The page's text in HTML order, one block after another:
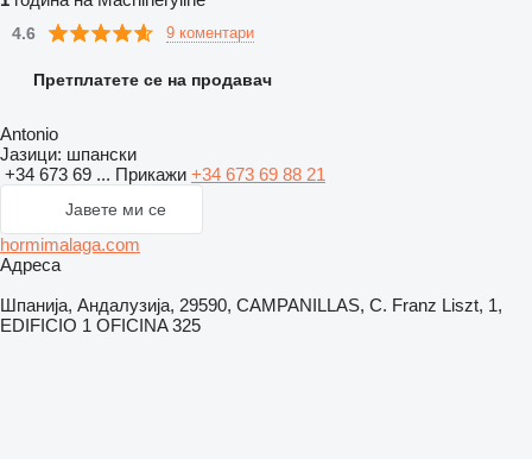
4.6 9 коментари
Претплатете се на продавач
Antonio
Јазици: шпански
+34 673 69 ... Прикажи +34 673 69 88 21
Јавете ми се
hormimalaga.com
Адреса
Шпанија, Андалузија, 29590, CAMPANILLAS, C. Franz Liszt, 1,
EDIFICIO 1 OFICINA 325